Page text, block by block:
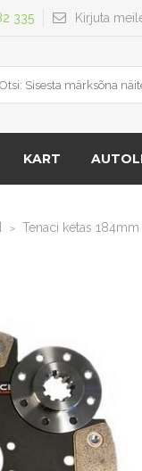
Kirjuta
335
KART
> Tenaci ketas